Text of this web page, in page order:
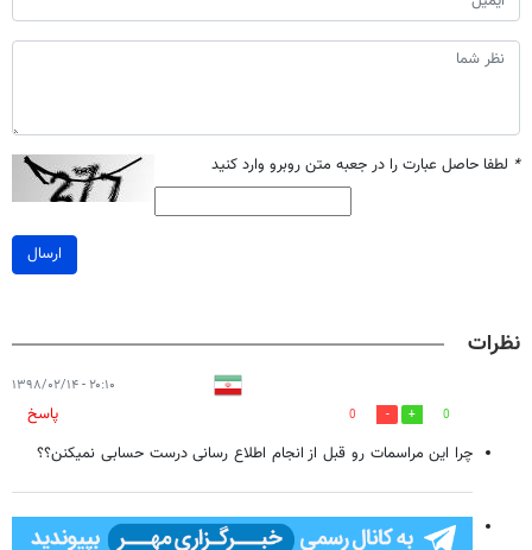
* لطفا حاصل عبارت را در جعبه متن روبرو وارد کنید
ارسال
نظرات
۲۰:۱۰ - ۱۳۹۸/۰۲/۱۴
0
0
پاسخ
چرا این مراسمات رو قبل از انجام اطلاع رسانی درست حسابی نمیکنن؟؟